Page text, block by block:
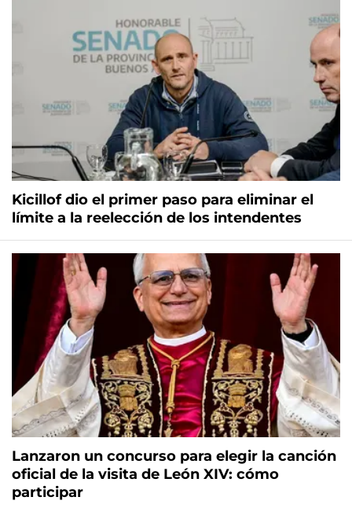
Kicillof dio el primer paso para eliminar el
límite a la reelección de los intendentes
Lanzaron un concurso para elegir la canción
oficial de la visita de León XIV: cómo
participar